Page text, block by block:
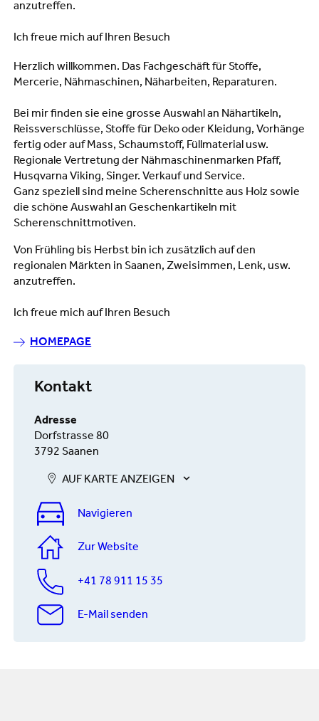
anzutreffen.
Ich freue mich auf Ihren Besuch
Herzlich willkommen. Das Fachgeschäft für Stoffe,
Mercerie, Nähmaschinen, Näharbeiten, Reparaturen.
Bei mir finden sie eine grosse Auswahl an Nähartikeln,
Reissverschlüsse, Stoffe für Deko oder Kleidung, Vorhänge
fertig oder auf Mass, Schaumstoff, Füllmaterial usw.
Regionale Vertretung der Nähmaschinenmarken Pfaff,
Husqvarna Viking, Singer. Verkauf und Service.
Ganz speziell sind meine Scherenschnitte aus Holz sowie
die schöne Auswahl an Geschenkartikeln mit
Scherenschnittmotiven.
Von Frühling bis Herbst bin ich zusätzlich auf den
regionalen Märkten in Saanen, Zweisimmen, Lenk, usw.
anzutreffen.
Ich freue mich auf Ihren Besuch
HOMEPAGE
Kontakt
Adresse
Dorfstrasse 80
3792 Saanen
AUF KARTE ANZEIGEN
Navigieren
Zur Website
+41 78 911 15 35
E-Mail senden